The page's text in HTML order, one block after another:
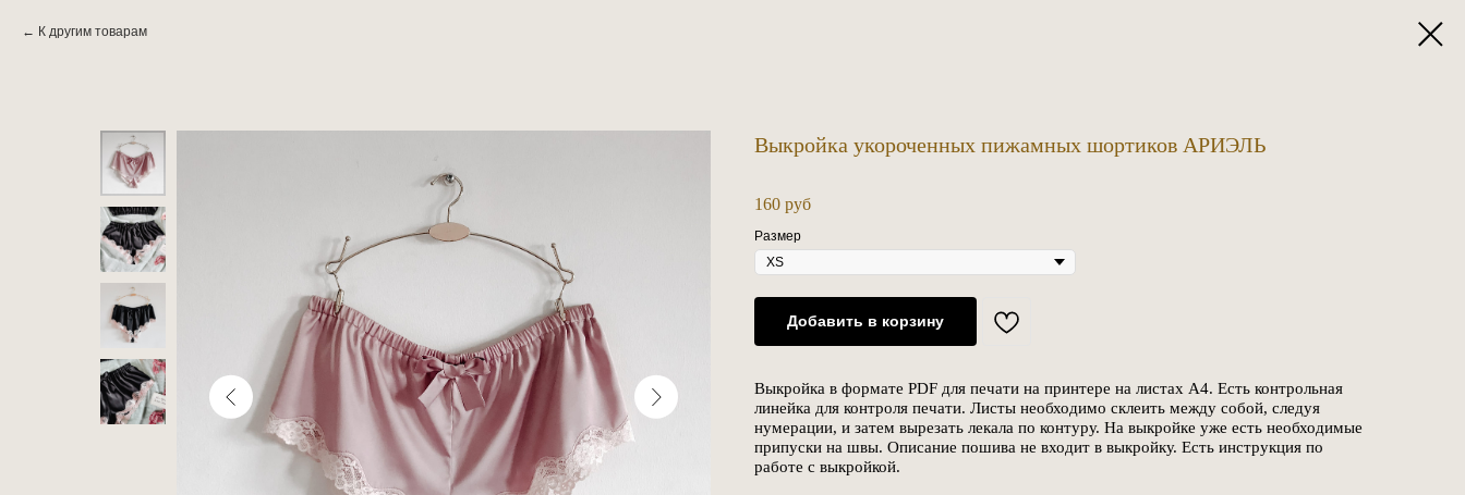
К другим товарам
Выкройка укороченных пижамных шортиков АРИЭЛЬ
160 руб
Размер
Добавить в корзину
Выкройка в формате PDF для печати на принтере на листах А4. Есть контрольная
линейка для контроля печати. Листы необходимо склеить между собой, следуя
нумерации, и затем вырезать лекала по контуру. На выкройке уже есть необходимые
припуски на швы. Описание пошива не входит в выкройку. Есть инструкция по
работе с выкройкой.